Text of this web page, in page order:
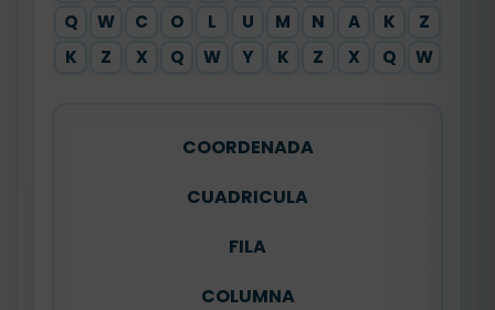
Q
W C O L U M N A K Z
K
Z X Q W Y K Z X Q W
COORDENADA
CUADRICULA
FILA
COLUMNA